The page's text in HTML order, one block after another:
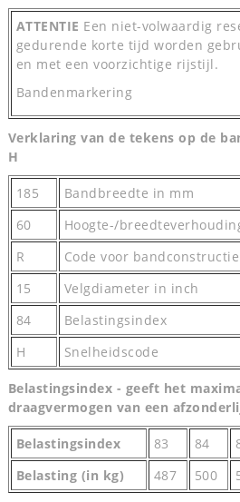
ATTENTIE Een niet-volwaardig
gedurende korte tijd worden
en met een voorzichtige rijstijl.
Bandenmarkering
Verklaring van de tekens op de
H
185
Bandbreedte in mm
60
Hoogte-/
R
Code voor
15
Velgdiameter in inch
84
Belastingsindex
H
Snelheidscode
Belastingsindex - geeft het
draagvermogen van een
Belastingsindex 83 84
Belasting (in kg)
487 500